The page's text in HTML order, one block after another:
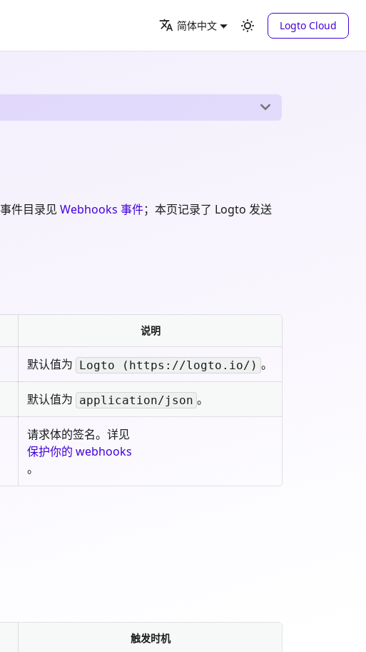
简体中文 Logto Cloud
件目录见 Webhooks 事件；本页记录了 Logto 发送
说明
默认值为 Logto (https://logto.io/) 。
默认值为 application/json 。
请求体的签名。详见
保护你的 webhooks
。
触发时机